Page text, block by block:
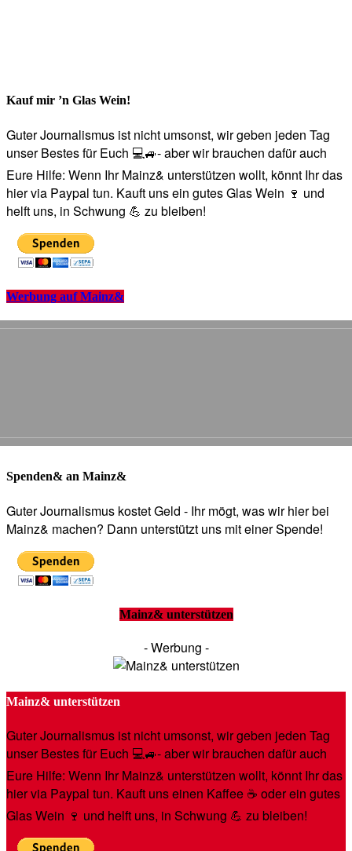
Kauf mir ’n Glas Wein!
Guter Journalismus ist nicht umsonst, wir geben jeden Tag
unser Bestes für Euch 💻🚙- aber wir brauchen dafür auch
Eure Hilfe: Wenn Ihr Mainz& unterstützen wollt, könnt Ihr das
hier via Paypal tun. Kauft uns ein gutes Glas Wein 🍷 und
helft uns, in Schwung 💪 zu bleiben!
Werbung auf Mainz&
Spenden& an Mainz&
Guter Journalismus kostet Geld - Ihr mögt, was wir hier bei
Mainz& machen? Dann unterstützt uns mit einer Spende!
Mainz& unterstützen
- Werbung -
Mainz& unterstützen
Guter Journalismus ist nicht umsonst, wir geben jeden Tag
unser Bestes für Euch 💻🚙- aber wir brauchen dafür auch
Eure Hilfe: Wenn Ihr Mainz& unterstützen wollt, könnt Ihr das
hier via Paypal tun. Kauft uns einen Kaffee ☕️ oder ein gutes
Glas Wein 🍷 und helft uns, in Schwung 💪 zu bleiben!